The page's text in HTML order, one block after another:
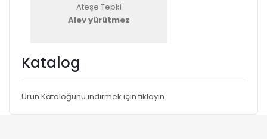
Ateşe Tepki
Alev yürütmez
Katalog
Ürün Kataloğunu indirmek için tıklayın.